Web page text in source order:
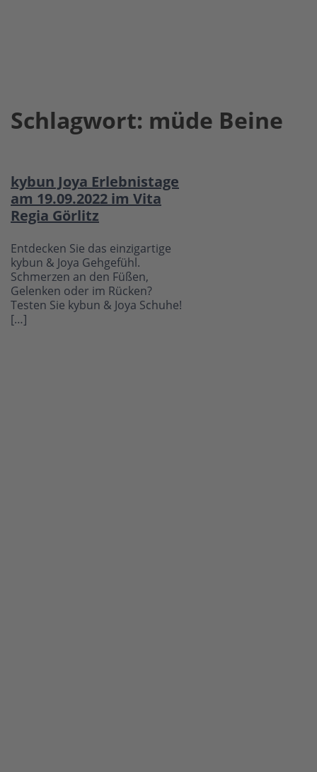
Schlagwort: müde Beine
kybun Joya Erlebnistage
am 19.09.2022 im Vita
Regia Görlitz
Entdecken Sie das einzigartige
kybun & Joya Gehgefühl.
Schmerzen an den Füßen,
Gelenken oder im Rücken?
Testen Sie kybun & Joya Schuhe!
[…]